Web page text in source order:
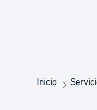
Inicio